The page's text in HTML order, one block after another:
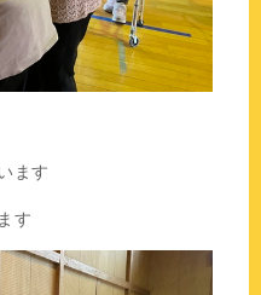
ます
す